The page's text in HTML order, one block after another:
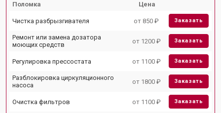
Поломка Цена
Чистка разбрызгивателя от 850 ₽ Заказать
Ремонт или замена дозатора
моющих средств
от 1200 ₽ Заказать
Регулировка прессостата от 1100 ₽ Заказать
Разблокировка циркуляционного
насоса
от 1800 ₽ Заказать
Очистка фильтров от 1100 ₽ Заказать